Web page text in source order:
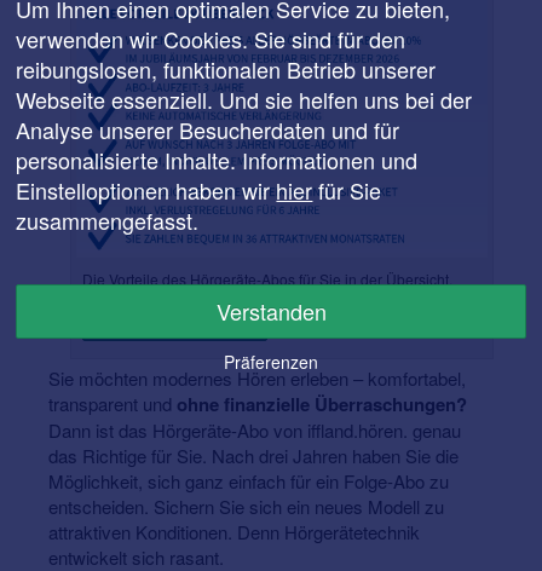
Die Vorteile des Hörgeräte-Abos für Sie in der Übersicht.
Zum Hörgeräte-Abo
Sie möchten modernes Hören erleben – komfortabel,
transparent und ohne finanzielle Überraschungen?
Dann ist das Hörgeräte-Abo von iffland.hören. genau
das Richtige für Sie. Nach drei Jahren haben Sie die
Möglichkeit, sich ganz einfach für ein Folge-Abo zu
entscheiden. Sichern Sie sich ein neues Modell zu
attraktiven Konditionen. Denn Hörgerätetechnik
entwickelt sich rasant.
Um Ihnen einen optimalen Service zu bieten,
verwenden wir Cookies. Sie sind für den
reibungslosen, funktionalen Betrieb unserer
Webseite essenziell. Und sie helfen uns bei der
Analyse unserer Besucherdaten und für
personalisierte Inhalte. Informationen und
Einstelloptionen haben wirhierfür Sie
zusammengefasst.
Verstanden
Präferenzen